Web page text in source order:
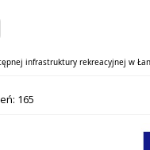
infrastruktury rekreacyjnej w
165